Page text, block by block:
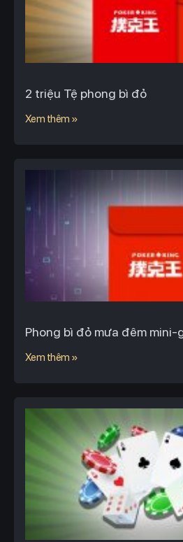
2 triệu Tệ phong bì đỏ
Xem thêm »
Phong bì đỏ mưa đêm mini-
Xem thêm »